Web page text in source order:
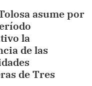
asume por
la
de las
de Tres